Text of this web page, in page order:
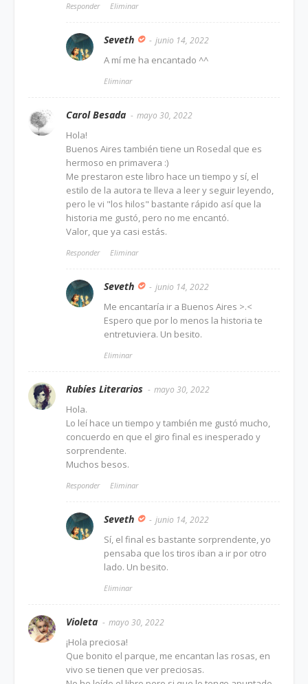
Responder Eliminar
Seveth junio 14, 2022
A mí me ha encantado ^^
Eliminar
Carol Besada mayo 30, 2022
Hola!
Buenos Aires también tiene un Rosedal que es
hermoso en primavera :)
Me prestaron este libro hace un tiempo y sí, el
estilo de la autora te lleva a leer y seguir leyendo,
pero le vi "los hilos" bastante rápido así que la
historia me gustó, pero no me encantó.
Valor, que ya casi estás.
Responder Eliminar
Seveth junio 14, 2022
Me encantaría ir a Buenos Aires >.<
Espero que por lo menos la historia te
entretuviera. Un besito.
Eliminar
Rubíes Literarios mayo 30, 2022
Hola.
Lo leí hace un tiempo y también me gustó mucho,
concuerdo en que el giro final es inesperado y
sorprendente.
Muchos besos.
Responder Eliminar
Seveth junio 14, 2022
Sí, el final es bastante sorprendente, yo
pensaba que los tiros iban a ir por otro
lado. Un besito.
Eliminar
Violeta mayo 30, 2022
¡Hola preciosa!
Que bonito el parque, me encantan las rosas, en
vivo se tienen que ver preciosas.